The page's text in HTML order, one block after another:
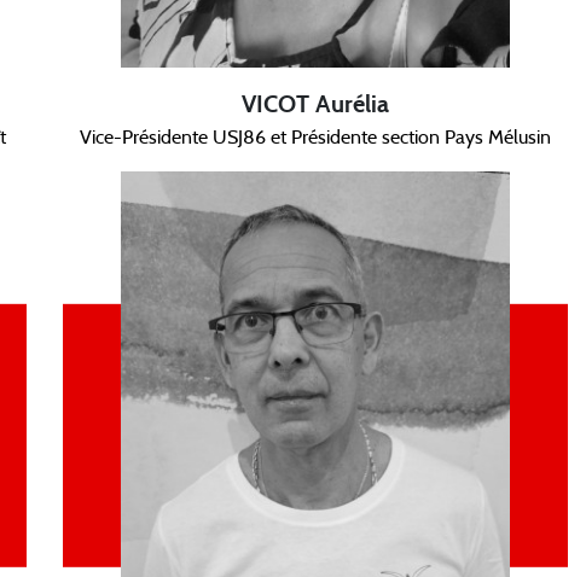
VICOT Aurélia
Vice-Présidente USJ86 et Présidente section Pays Mélusin